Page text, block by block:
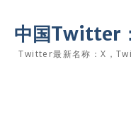
中国Twitter
Twitter最新名称：X，